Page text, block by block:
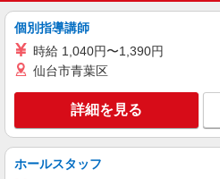
【惣菜】生鮮食
群馬県館林市
キープ
個別指導講師
時給 1,040円〜1,390円
仙台市青葉区
詳細を見る
ホールスタッフ